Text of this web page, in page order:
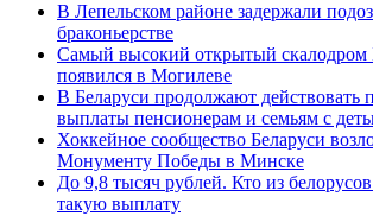
В Лепельском районе задержали
браконьерстве
Самый высокий открытый скалодром
появился в Могилеве
В Беларуси продолжают
выплаты пенсионерам и семьям с
Хоккейное сообщество Беларуси
Монументу Победы в Минске
До 9,8 тысяч рублей. Кто из
такую выплату